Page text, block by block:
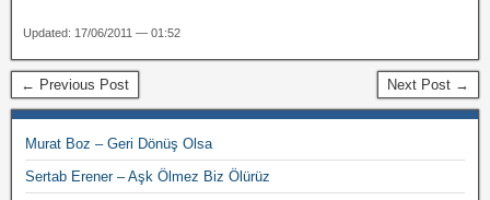
Updated: 17/06/2011 — 01:52
← Previous Post Next Post →
Murat Boz – Geri Dönüş Olsa
Sertab Erener – Aşk Ölmez Biz Ölürüz